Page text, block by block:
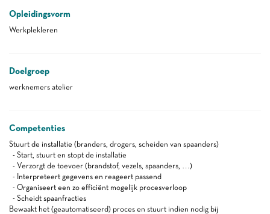
Opleidingsvorm
Werkplekleren
Doelgroep
werknemers atelier
Competenties
Stuurt de installatie (branders, drogers, scheiden van spaanders)
- Start, stuurt en stopt de installatie
- Verzorgt de toevoer (brandstof, vezels, spaanders, …)
- Interpreteert gegevens en reageert passend
- Organiseert een zo efficiënt mogelijk procesverloop
- Scheidt spaanfracties
Bewaakt het (geautomatiseerd) proces en stuurt indien nodig bij